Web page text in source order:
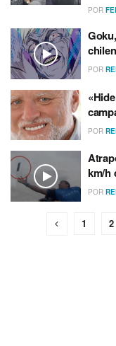
POR
POR
POR
km/h
POR
1 2